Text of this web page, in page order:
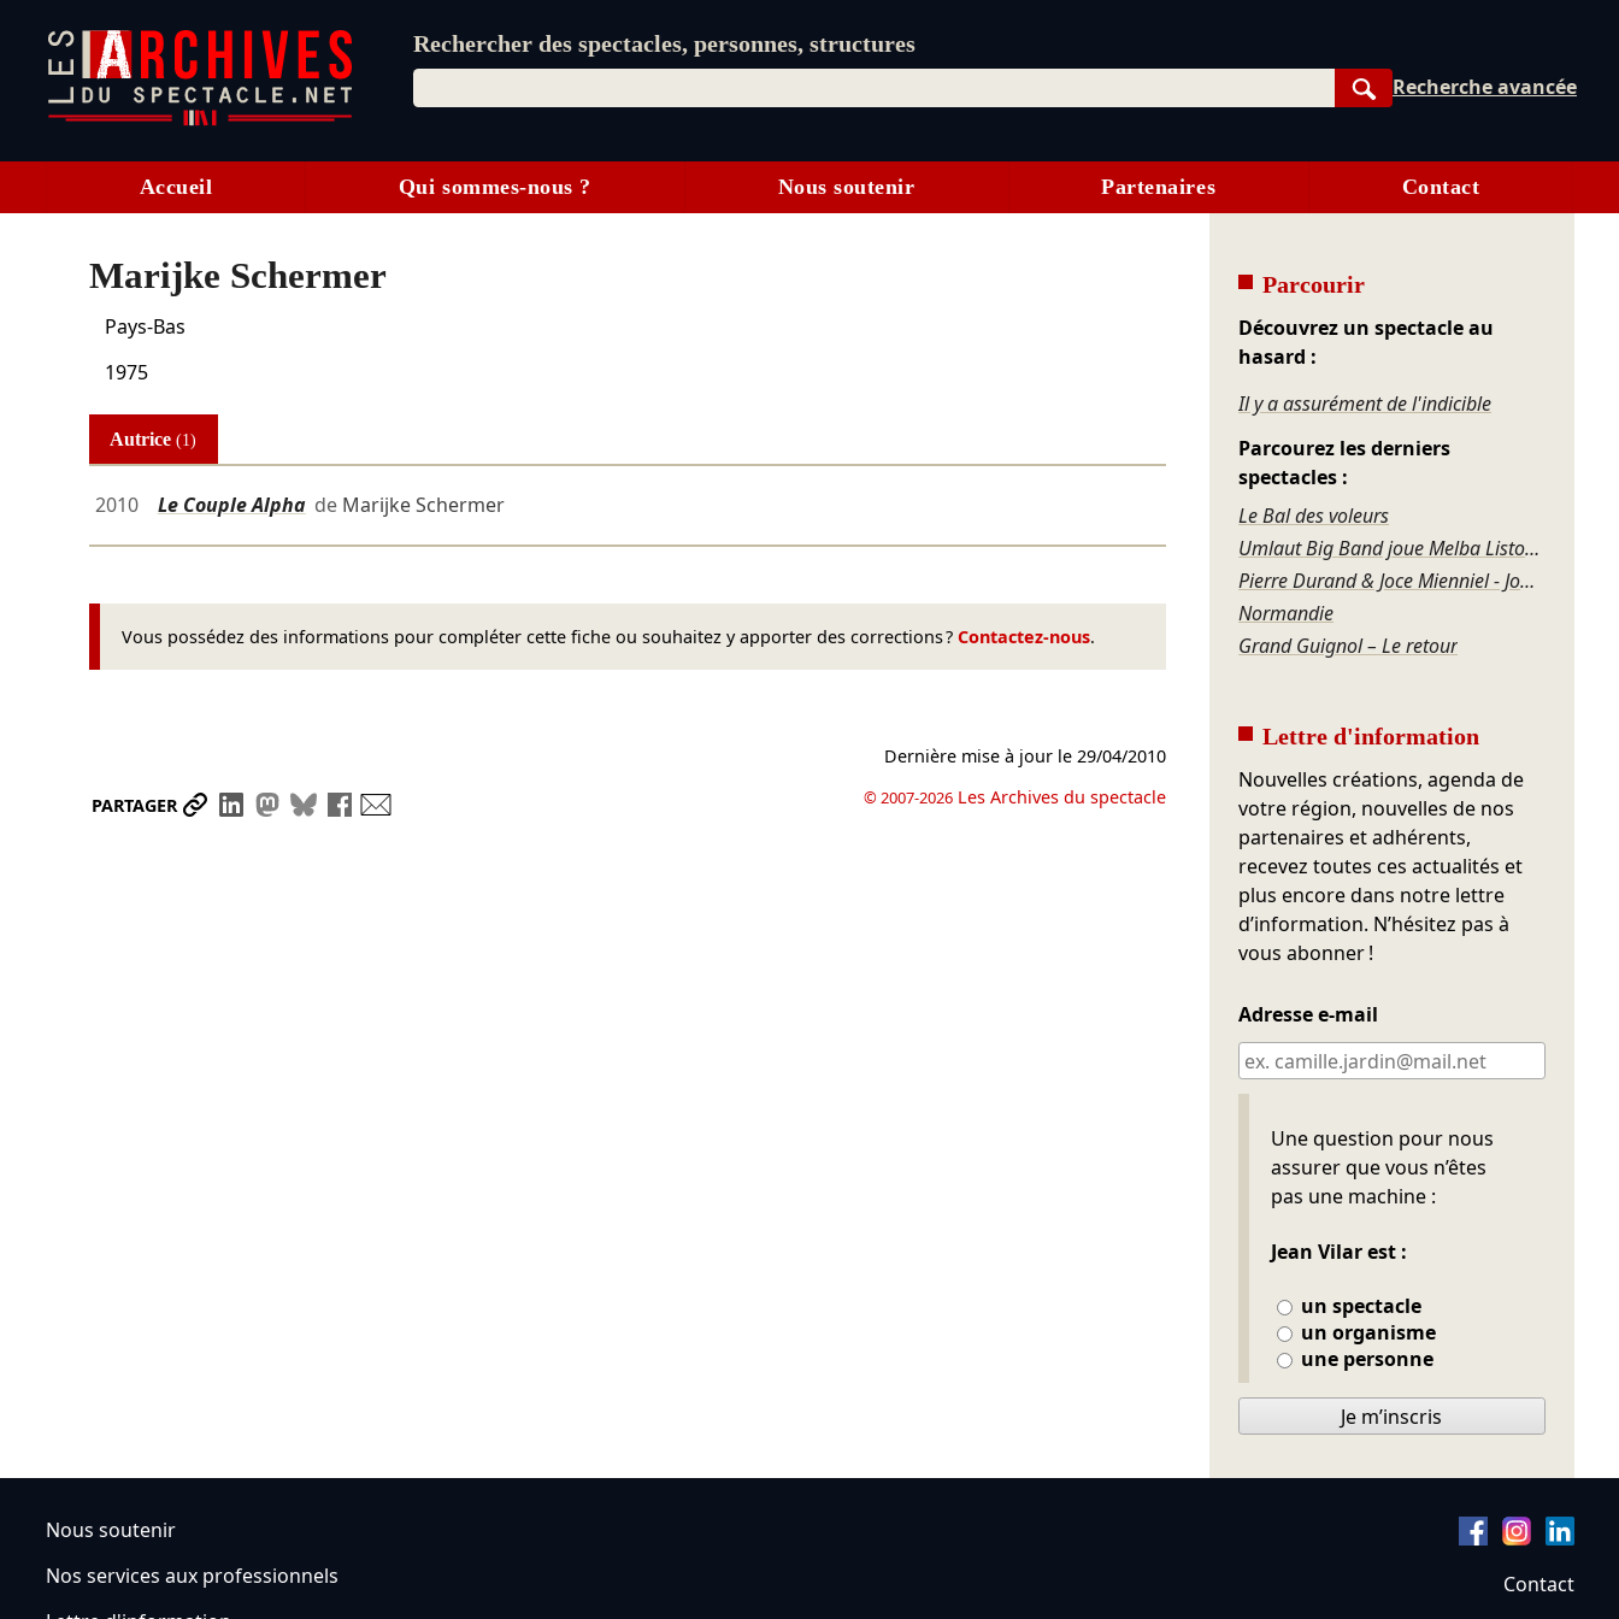
Rechercher des spectacles, personnes, structures
Rechercher
Recherche avancée
Accueil Qui sommes-nous ? Nous soutenir Partenaires Contact
Marijke Schermer
Pays-Bas
1975
Autrice(1)
2010 Le Couple Alphade Marijke Schermer
Vous possédez des informations pour compléter cette fiche ou souhaitez y apporter des corrections ? Contactez-nous.
PARTAGER Partager le lien
Partager sur LinkedIn
Partager sur Mastodon
Partager sur Bluesky
Partager sur Facebook
Dernière mise à jour le29/04/2010
© 2007-2026 Les Archives du spectacle
Parcourir
Découvrez un spectacle au
hasard :
Il y a assurément de l'indicible
Parcourez les derniers
spectacles :
Le Bal des voleurs
Umlaut Big Band joue Melba Liston – Grandma’s Dance
Pierre Durand & Joce Mienniel - Jour de blues à Bamako
Normandie
Grand Guignol – Le retour
Lettre d'information
Nouvelles créations, agenda de
votre région, nouvelles de nos
partenaires et adhérents,
recevez toutes ces actualités et
plus encore dans notre lettre
d’information. N’hésitez pas à
vous abonner !
Adresse e-mail
Une question pour nous
assurer que vous n’êtes
pas une machine :
Jean Vilar est :
un spectacle
un organisme
une personne
Ne pas remplir
Je m’inscris
Nous soutenir
Nos services aux professionnels
Contact